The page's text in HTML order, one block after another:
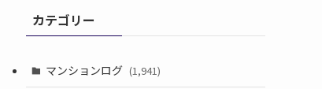
カテゴリー
マンションログ (1,941)